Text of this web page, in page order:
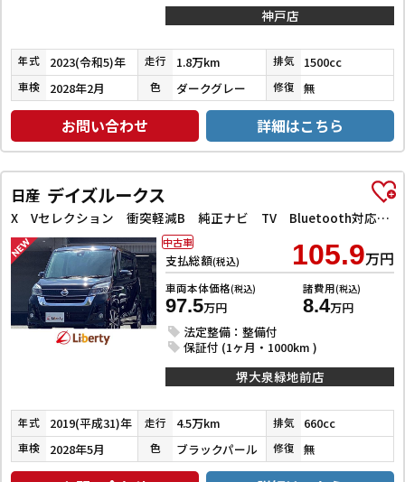
神戸店
年式 2023(令和5)年 走行 1.8万km 排気 1500cc
車検 2028年2月 色 ダークグレー 修復 無
お問い合わせ 詳細はこちら
日産 デイズルークス
X Vセレクション 衝突軽減B 純正ナビ TV Bluetooth対応 アラウンドビューモニター 両側自動ドア 革巻きステアリング HIDヘッドライト フォグライト スマートキー プッシュスタート アイドリングストップ
支払総額(税込) 105.9万円
車両本体価格(税込)
97.5万円
諸費用(税込)
8.4万円
法定整備：整備付
保証付 (1ヶ月・1000km )
中古車
堺大泉緑地前店
年式 2019(平成31)年 走行 4.5万km 排気 660cc
車検 2028年5月 色 ブラックパール 修復 無